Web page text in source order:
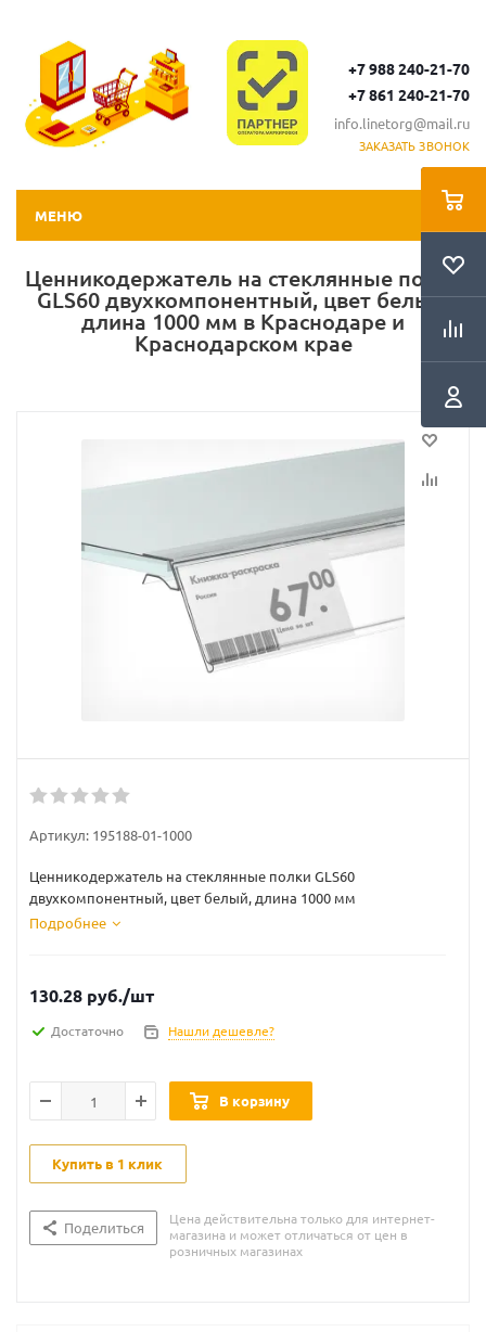
+7 988 240-21-70
+7 861 240-21-70
info.linetorg@mail.ru
ЗАКАЗАТЬ ЗВОНОК
МЕНЮ
Ценникодержатель на стеклянные полки
GLS60 двухкомпонентный, цвет белый,
длина 1000 мм в Краснодаре и
Краснодарском крае
Артикул: 195188-01-1000
Ценникодержатель на стеклянные полки GLS60
двухкомпонентный, цвет белый, длина 1000 мм
Подробнее
130.28 руб./шт
Достаточно Нашли дешевле?
В корзину
Купить в 1 клик
Поделиться
Цена действительна только для интернет-
магазина и может отличаться от цен в
розничных магазинах